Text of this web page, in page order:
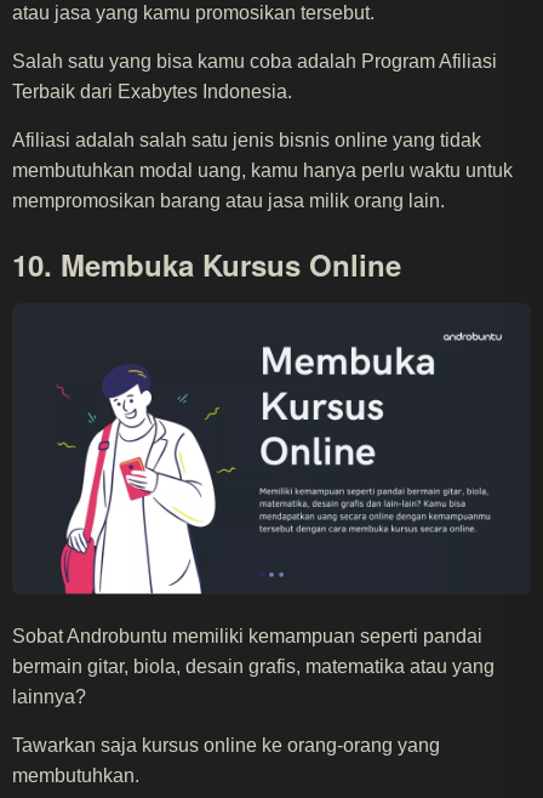
atau jasa yang kamu promosikan tersebut.
Salah satu yang bisa kamu coba adalah Program Afiliasi
Terbaik dari Exabytes Indonesia.
Afiliasi adalah salah satu jenis bisnis online yang tidak
membutuhkan modal uang, kamu hanya perlu waktu untuk
mempromosikan barang atau jasa milik orang lain.
10. Membuka Kursus Online
Sobat Androbuntu memiliki kemampuan seperti pandai
bermain gitar, biola, desain grafis, matematika atau yang
lainnya?
Tawarkan saja kursus online ke orang-orang yang
membutuhkan.